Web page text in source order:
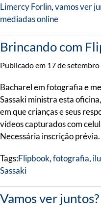
Limercy Forlin,vamos ver
mediadas online
Brincando com
Publicado em 17 de
Bacharel em fotografia e
Sassaki ministra esta
em que crianças e seus
vídeos capturados com
Necessária inscrição prévia.
Tags:Flipbook,fotografia,
Sassaki
Vamos ver juntos?